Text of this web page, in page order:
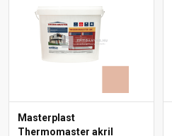
Masterplast
Thermomaster akril